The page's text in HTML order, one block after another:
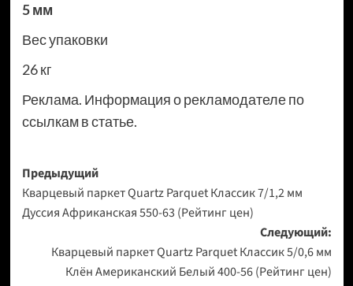
5 мм
Вес упаковки
26 кг
Реклама. Информация о рекламодателе по
ссылкам в статье.
Навигация
записи
Предыдущий
Кварцевый паркет Quartz Parquet Классик 7/1,2 мм
Дуссия Африканская 550-63 (Рейтинг цен)
Следующий:
Кварцевый паркет Quartz Parquet Классик 5/0,6 мм
Клён Американский Белый 400-56 (Рейтинг цен)